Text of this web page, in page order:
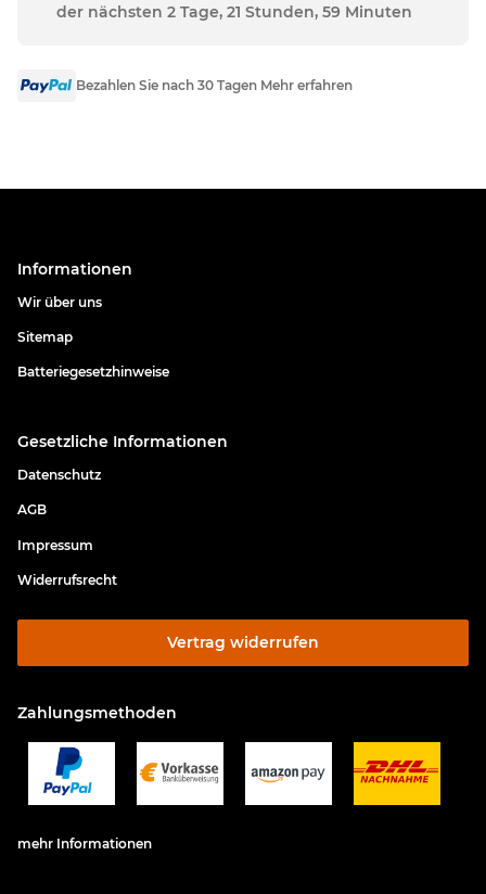
der nächsten 2 Tage, 21 Stunden, 59 Minuten
Bezahlen Sie nach 30 Tagen Mehr erfahren
Informationen
Wir über uns
Sitemap
Batteriegesetzhinweise
Gesetzliche Informationen
Datenschutz
AGB
Impressum
Widerrufsrecht
Vertrag widerrufen
Zahlungsmethoden
mehr Informationen